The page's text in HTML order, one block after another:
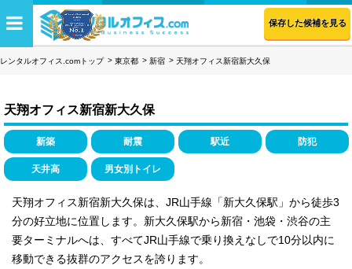
保存した候補を見る
レンタルオフィス.comトップ 東京都 新宿 天翔オフィス新宿新大久保
天翔オフィス新宿新大久保
新築 耐震 駅近 防犯
天井高 男女別トイレ
天翔オフィス新宿新大久保は、JR山手線「新大久保駅」から徒歩3
分の好立地に位置します。新大久保駅から新宿・池袋・渋谷の主
要ターミナルへは、すべてJR山手線で乗り換えなしで10分以内に
移動できる抜群のアクセスを誇ります。